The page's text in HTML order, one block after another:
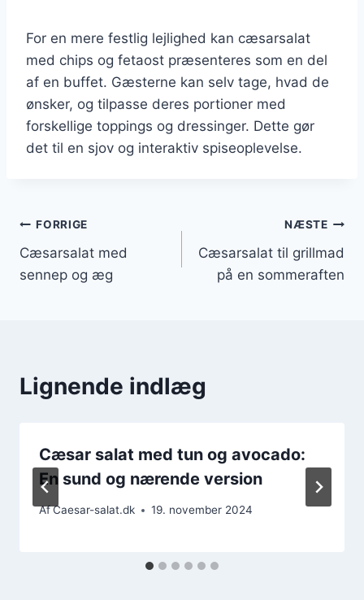
For en mere festlig lejlighed kan cæsarsalat
med chips og fetaost præsenteres som en del
af en buffet. Gæsterne kan selv tage, hvad de
ønsker, og tilpasse deres portioner med
forskellige toppings og dressinger. Dette gør
det til en sjov og interaktiv spiseoplevelse.
Indlægsnavigation
FORRIGE
Cæsarsalat med
sennep og æg
NÆSTE
Cæsarsalat til grillmad
på en sommeraften
Lignende indlæg
Cæsar salat med tun og avocado:
En sund og nærende version
AfCaesar-salat.dk 19. november 2024